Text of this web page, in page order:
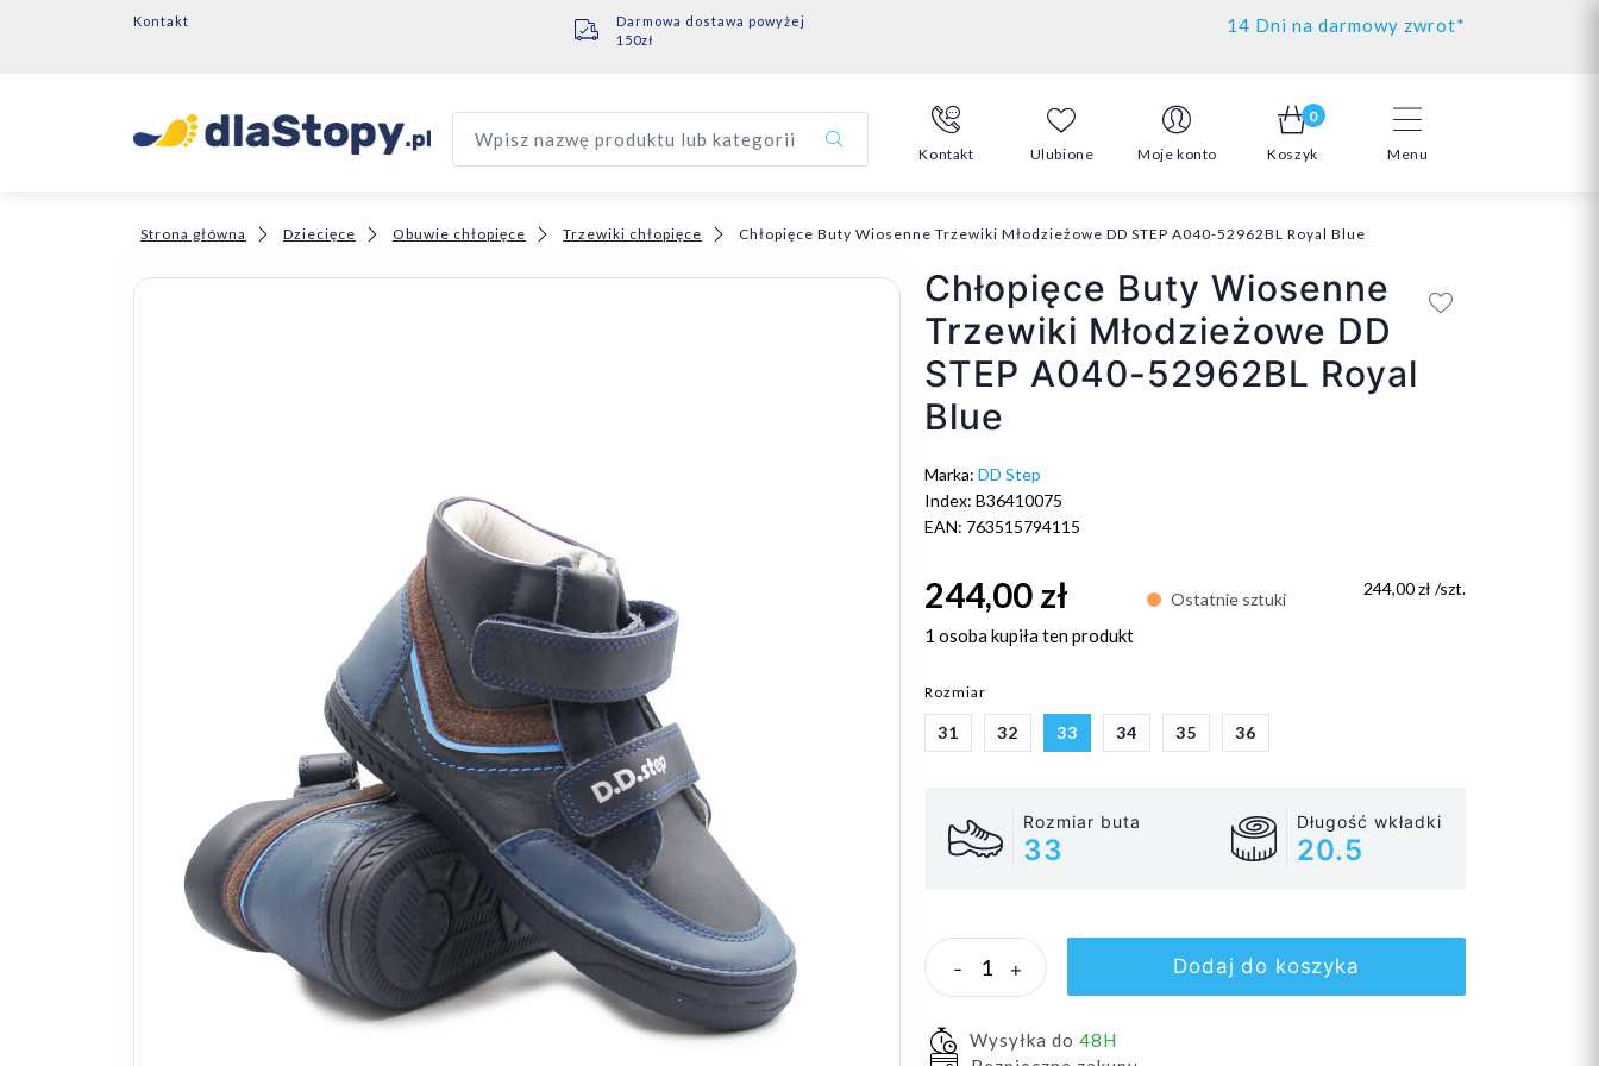
Kontakt
Darmowa dostawa powyżej
150zł
14 Dni na darmowy zwrot*
Menu
Wpisz nazwę produktu lub kategorii
Kontakt Ulubione Moje konto
0
Koszyk
Strona główna Dziecięce Obuwie chłopięce Trzewiki chłopięce Chłopięce Buty Wiosenne Trzewiki Młodzieżowe DD STEP A040-52962BL Royal Blue
Chłopięce Buty Wiosenne
Trzewiki Młodzieżowe DD
STEP A040-52962BL Royal
Blue
Marka: DD Step
Index: B36410075
EAN: 763515794115
244,00 zł Ostatnie sztuki
244,00 zł /szt.
1 osobakupiła ten produkt
Rozmiar
31 32 33 34 35 36
Rozmiar buta
33
Długość wkładki
20.5
- + Dodaj do koszyka
Wysyłka do 48H